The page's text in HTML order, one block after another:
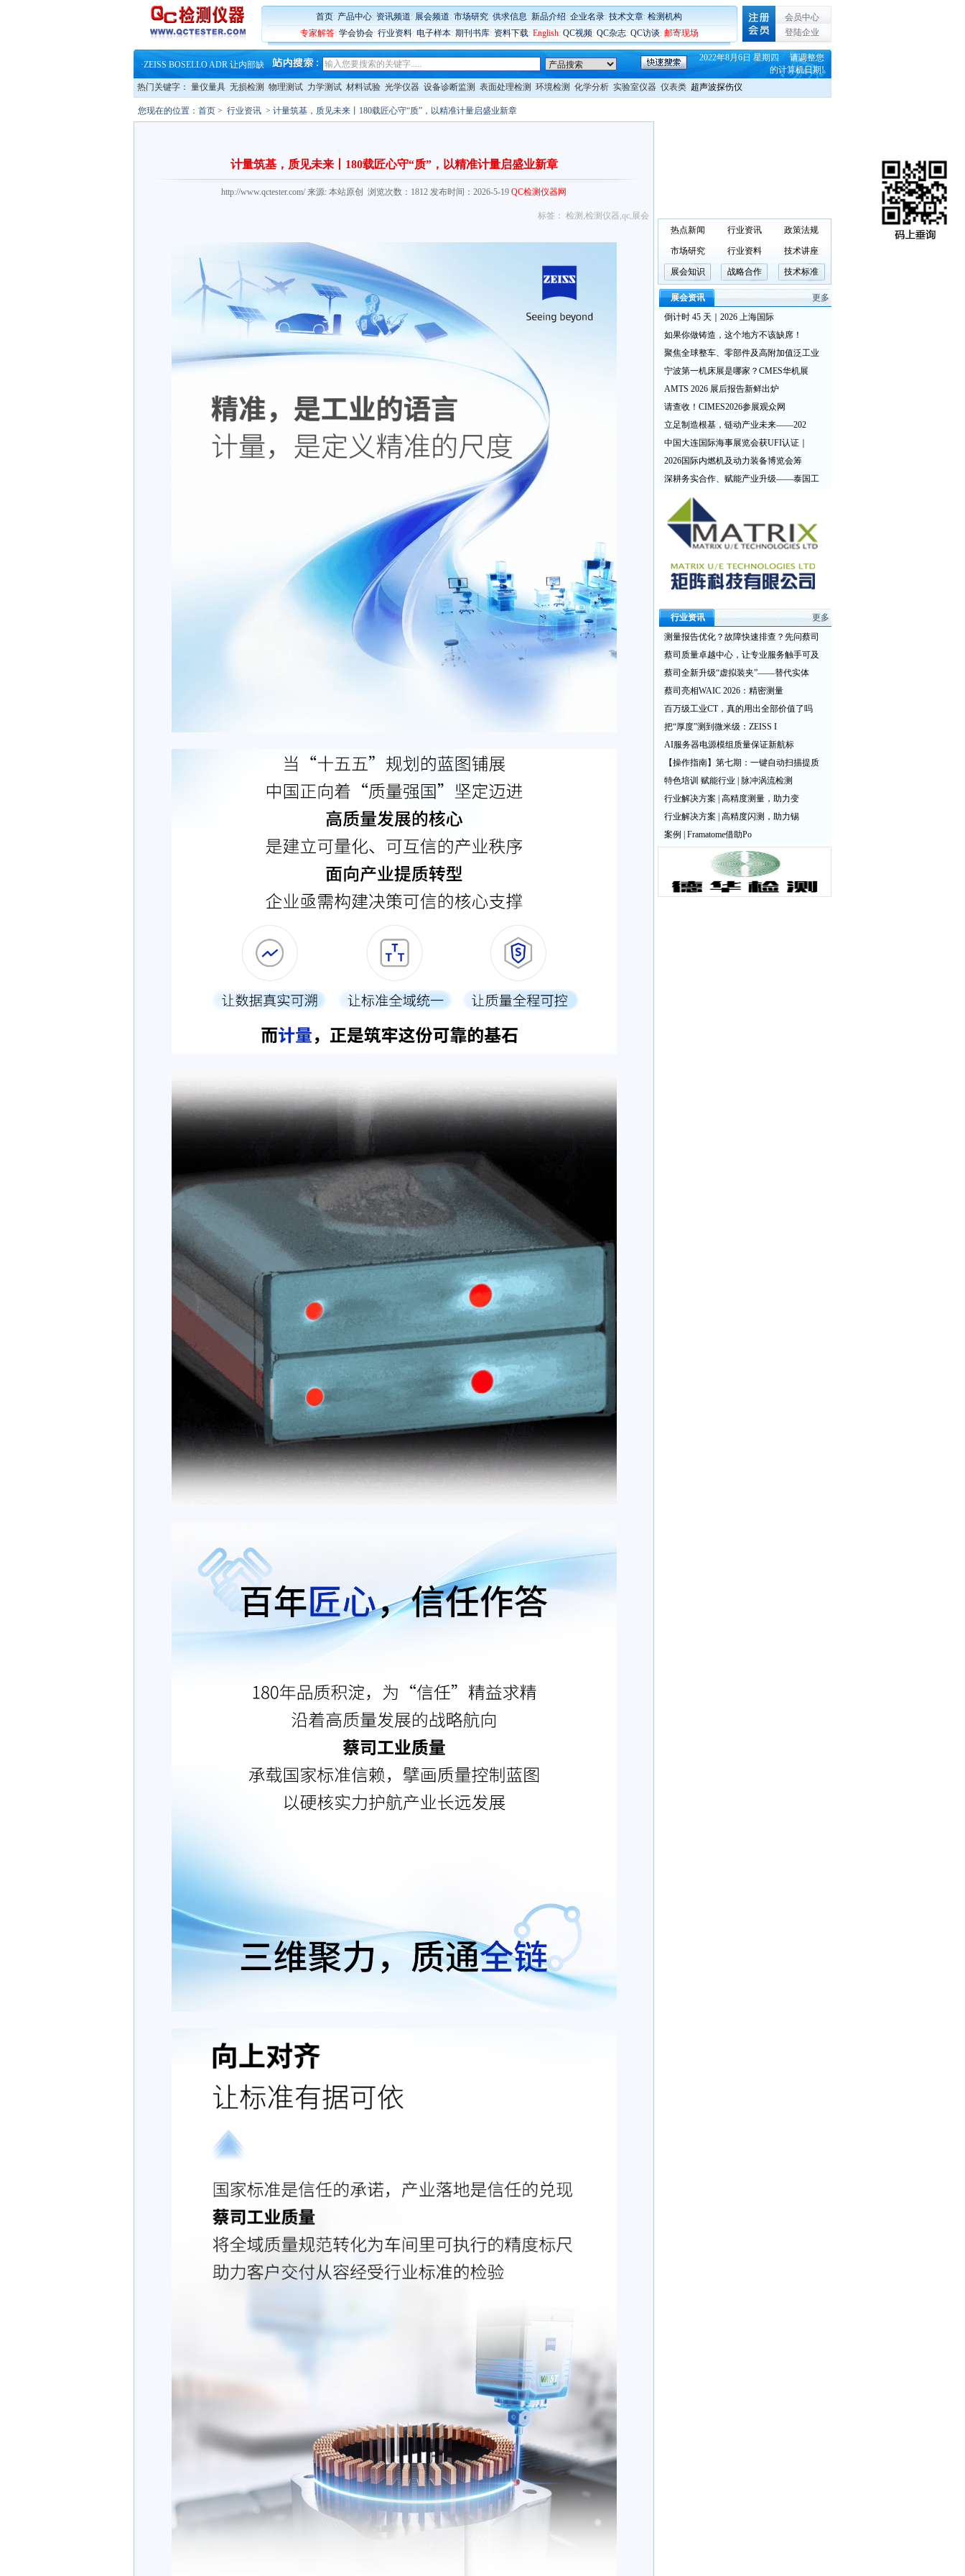
首页: 产品中心: 资讯频道: 展会频道: 市场研究: 供求信息: 新品介绍: 企业名录: 技术文章: 检测机构
专家解答: 学会协会: 行业资料: 电子样本: 期刊书库: 资料下载: English: QC视频: QC杂志: QC访谈: 邮寄现场
会员中心
登陆企业
蔡司软件 | 高效变形分析能
铸就AI服务器质量动脉 – 高
铸就AI服务器质量动脉 – 高
ZEISS BOSELLO ADR 让内部缺
蔡司和亿纬锂能达成战略合作
·大牌云集 买家升级 ——26
·蔡司软件 | 高效变形分析能
·铸就AI服务器质量动脉 – 高
·ZEISS BOSELLO ADR 让内部缺
2022年8月6日 星期四 请调整您
的计算机日期!
热门关键字： 量仪量具 无损检测 物理测试 力学测试 材料试验 光学仪器 设备诊断监测 表面处理检测 环境检测 化学分析 实验室仪器 仪表类 超声波探伤仪
您现在的位置： 首页 > 行业资讯 > 计量筑基，质见未来丨180载匠心守“质”，以精准计量启盛业新章
计量筑基，质见未来丨180载匠心守“质”，以精准计量启盛业新章
http://www.qctester.com/ 来源: 本站原创 浏览次数：1812 发布时间：2026-5-19 QC检测仪器网
标签： 检测 ,检测仪器,qc,展会
热点新闻
行业资讯 政策法规
市场研究 行业资料 技术讲座
展会知识 战略合作 技术标准
展会资讯
更多
倒计时 45 天｜2026 上海国际
如果你做铸造，这个地方不该缺席！
聚焦全球整车、零部件及高附加值泛工业
宁波第一机床展是哪家？CMES华机展
AMTS 2026 展后报告新鲜出炉
请查收！CIMES2026参展观众网
立足制造根基，链动产业未来——202
中国大连国际海事展览会获UFI认证｜
2026国际内燃机及动力装备博览会筹
深耕务实合作、赋能产业升级——泰国工
行业资讯
更多
测量报告优化？故障快速排查？先问蔡司
蔡司质量卓越中心，让专业服务触手可及
蔡司全新升级“虚拟装夹”——替代实体
蔡司亮相WAIC 2026：精密测量
百万级工业CT，真的用出全部价值了吗
把“厚度”测到微米级：ZEISS I
AI服务器电源模组质量保证新航标
【操作指南】第七期：一键自动扫描提质
特色培训 赋能行业 | 脉冲涡流检测
行业解决方案 | 高精度测量，助力变
行业解决方案 | 高精度闪测，助力锡
案例 | Framatome借助Po